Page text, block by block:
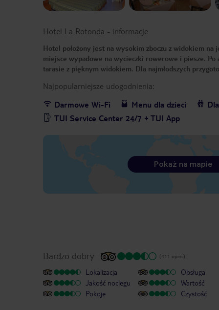
Hotel La Rotonda - informacje
Hotel położony jest na wysokim zboczu z widokiem na
miejsce wypadowe na wycieczki rowerowe i piesze.
tarasie z pięknym widokiem. Dla najmłodszych
Najpopularniejsze udogodnienia:
Darmowe Wi-Fi
Menu dla dzieci
TUI Service Center 24/7 + TUI App
Pokaż na mapie
Bardzo dobry (411 opinii)
Lokalizacja
Jakość noclegu
Pokoje
Obsługa
Wartość
Czystość